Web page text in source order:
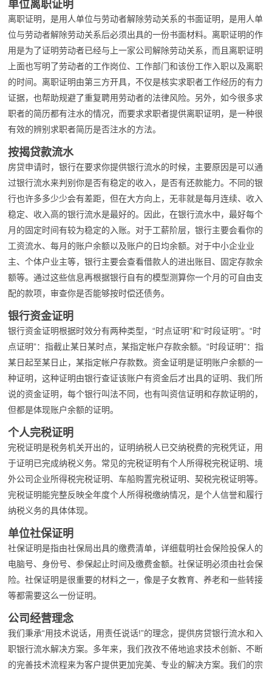
单位离职证明
离职证明，是用人单位与劳动者解除劳动关系的书面证明，是用人单
位与劳动者解除劳动关系后必须出具的一份书面材料。离职证明的作
用是为了证明劳动者已经与上一家公司解除劳动关系，而且离职证明
上面也写明了劳动者的工作岗位、工作部门和该份工作入职以及离职
的时间。离职证明由第三方开具，不仅是核实求职者工作经历的有力
证据，也帮助规避了重复聘用劳动者的法律风险。另外，如今很多求
职者的简历都有注水的情况，而要求求职者提供离职证明，是一种很
有效的辨别求职者简历是否注水的方法。
按揭贷款流水
房贷申请时，银行在要求你提供银行流水的时候，主要原因是可以通
过银行流水来判别你是否有稳定的收入，是否有还款能力。不同的银
行也许多多少少会有差距，但在大方向上，无非就是每月连续、收入
稳定、收入高的银行流水是最好的。因此，在银行流水中，最好每个
月的固定时间有较为稳定的入账。对于工薪阶层，银行主要会看你的
工资流水、每月的账户余额以及账户的日均余额。对于中小企业业
主、个体户业主等，银行主要会查看借款人的进出账目、固定存款余
额等。通过这些信息再根据银行自有的模型测算你一个月的可自由支
配的款项，审查你是否能够按时偿还债务。
银行资金证明
银行资金证明根据时效分有两种类型，“时点证明”和“时段证明”。“时
点证明”：指截止某日某时点，某指定帐户存款余额。“时段证明”：指
某日起至某日止，某指定帐户存款数。资金证明是证明账户余额的一
种证明，这种证明由银行查证该账户有资金后才出具的证明、我们所
说的资金证明，每个银行叫法不同，也有叫资信证明和存款证明的，
但都是体现账户余额的证明。
个人完税证明
完税证明是税务机关开出的，证明纳税人已交纳税费的完税凭证，用
于证明已完成纳税义务。常见的完税证明有个人所得税完税证明、境
外公司企业所得税完税证明、车船购置完税证明、契税完税证明等。
完税证明能完整反映全年度个人所得税缴纳情况，是个人信誉和履行
纳税义务的具体体现。
单位社保证明
社保证明是指由社保局出具的缴费清单，详细载明社会保险投保人的
电脑号、身份号、参保起止时间及缴费金额。社保证明必须由社会保
险。社保证明是很重要的材料之一，像是子女教育、养老和一些转接
等都需要这么一份证明。
公司经营理念
我们秉承“用技术说话，用责任说话!”的理念，提供房贷银行流水和入
职银行流水解决方案。多年来，我们孜孜不倦地追求技术创新、不断
的完善技术流程来为客户提供更加完美、专业的解决方案。我们的宗